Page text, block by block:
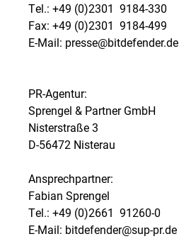
Tel.: +49 (0)2301  9184-330
Fax: +49 (0)2301  9184-499
E-Mail: presse@bitdefender.de
PR-Agentur:
Sprengel & Partner GmbH
Nisterstraße 3
D-56472 Nisterau
Ansprechpartner:
Fabian Sprengel
Tel.: +49 (0)2661  91260-0
E-Mail: bitdefender@sup-pr.de